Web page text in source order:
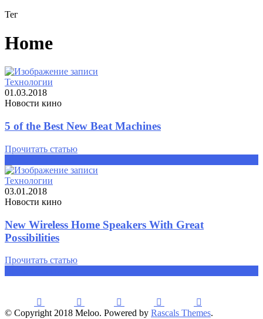
Тег
Home
Технологии
01.03.2018
Новости кино
5 of the Best New Beat Machines
Прочитать статью
Технологии
03.01.2018
Новости кино
New Wireless Home Speakers With Great
Possibilities
Прочитать статью
© Copyright 2018 Meloo. Powered by Rascals Themes.